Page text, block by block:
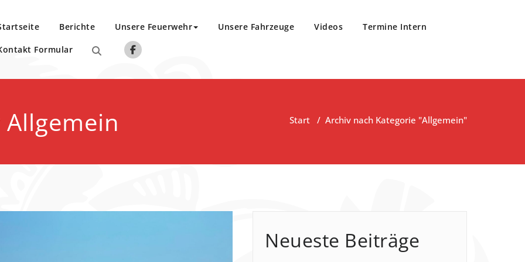
Berichte Unsere Feuerwehr Unsere Fahrzeuge Videos Termine Intern
Formular
Start / Archiv nach Kategorie "Allgemein"
Neueste Beiträge